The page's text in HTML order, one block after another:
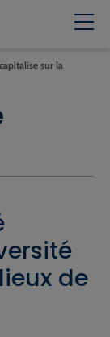
sur la
de